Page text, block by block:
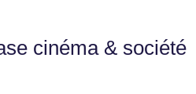
cinéma & société